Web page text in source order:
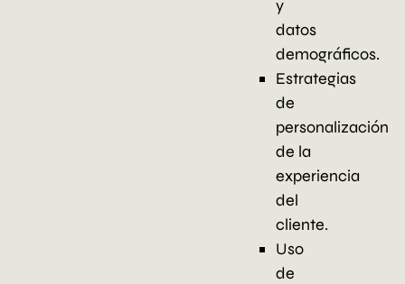
y
datos
demográficos.
Estrategias
de
personalización
de la
experiencia
del
cliente.
Uso
de